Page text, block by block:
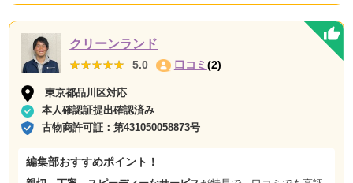
クリーンランド
★★★★★
★★★★★ 5.0 口コミ (2)
東京都品川区対応
本人確認証提出確認済み
古物商許可証：第431050058873号
編集部おすすめポイント！